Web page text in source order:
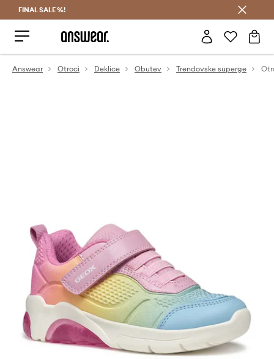
FINAL SALE %!
Answear Otroci Deklice Obutev Trendovske superge